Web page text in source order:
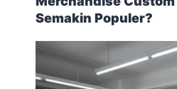
Semakin Populer?